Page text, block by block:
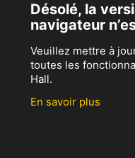
Désolé, la
navigateur
Veuillez mettre à
toutes les
Hall.
En savoir plus